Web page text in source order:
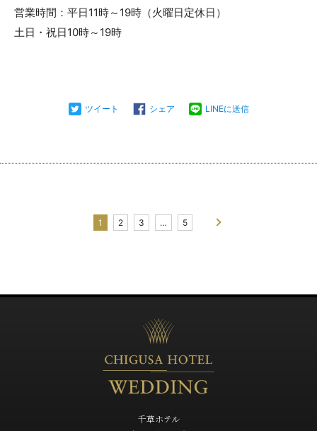
営業時間：平日11時～19時（火曜日定休日）
土日・祝日10時～19時
ツイート シェア LINEに送信
1 2 3 … 5
千草ホテル